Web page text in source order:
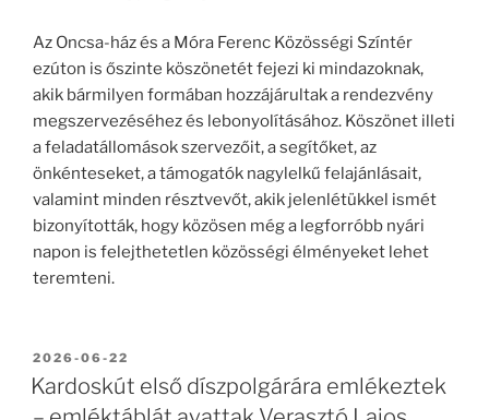
Az Oncsa-ház és a Móra Ferenc Közösségi Színtér
ezúton is őszinte köszönetét fejezi ki mindazoknak,
akik bármilyen formában hozzájárultak a rendezvény
megszervezéséhez és lebonyolításához. Köszönet illeti
a feladatállomások szervezőit, a segítőket, az
önkénteseket, a támogatók nagylelkű felajánlásait,
valamint minden résztvevőt, akik jelenlétükkel ismét
bizonyították, hogy közösen még a legforróbb nyári
napon is felejthetetlen közösségi élményeket lehet
teremteni.
BEKÜLDVE:
2026-06-22
Kardoskút első díszpolgárára emlékeztek